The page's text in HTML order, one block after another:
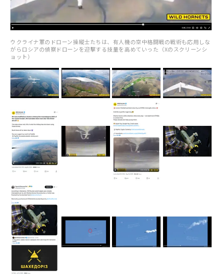
ウクライナ軍のドローン操縦士たちは、有人機の空中格闘戦の戦術も応用しな
がらロシアの偵察ドローンを迎撃する技量を高めていった（Xのスクリーンシ
ョット）